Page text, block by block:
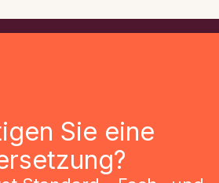
Sie eine